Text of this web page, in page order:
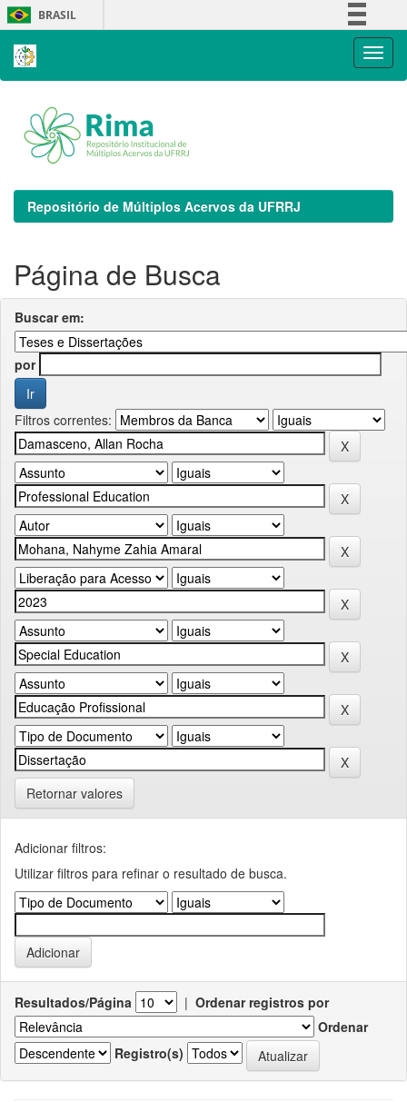
Skip
navigation
BRASIL
Repositório de Múltiplos Acervos da UFRRJ
Página de Busca
Buscar em:
por
Filtros correntes:
Retornar valores
Adicionar filtros:
Utilizar filtros para refinar o resultado de busca.
Resultados/Página | Ordenar registros por
Ordenar
Registro(s)